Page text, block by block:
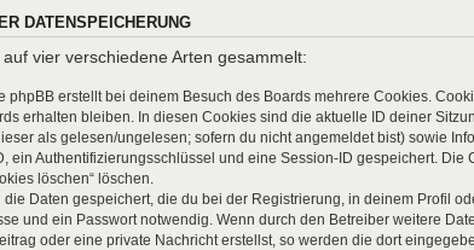
DATENSPEICHERUNG
vier verschiedene Arten gesammelt:
phpBB erstellt bei deinem Besuch des Boards mehrere Cookies.
erhalten bleiben. In diesen Cookies sind die aktuelle ID deiner
als gelesen/ungelesen; sofern du nicht angemeldet bist) sowie
ein Authentifizierungsschlüssel und eine Session-ID gespeichert.
löschen“ löschen.
Daten gespeichert, die du bei der Registrierung, in deinem Profil
und ein Passwort notwendig. Wenn durch den Betreiber weitere
oder eine private Nachricht erstellst, so werden die dort